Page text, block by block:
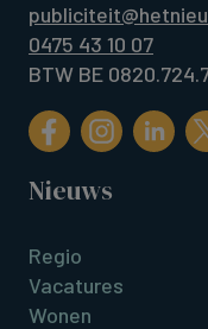
0475 43 10 07
BTW BE
Nieuws
Regio
Vacatures
Wonen